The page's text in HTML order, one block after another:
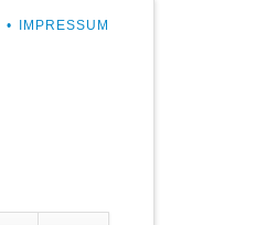
IMPRESSUM